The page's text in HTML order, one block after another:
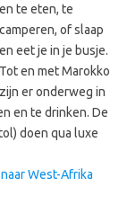
en te eten, te
camperen, of slaap
en eet je in je busje.
Tot en met Marokko
zijn er onderweg in
en te drinken. De
doen qua luxe
West-Afrika